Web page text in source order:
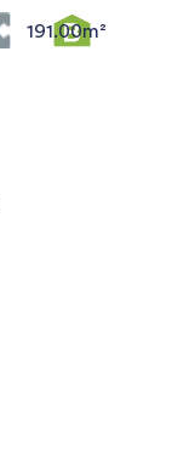
191.00m²